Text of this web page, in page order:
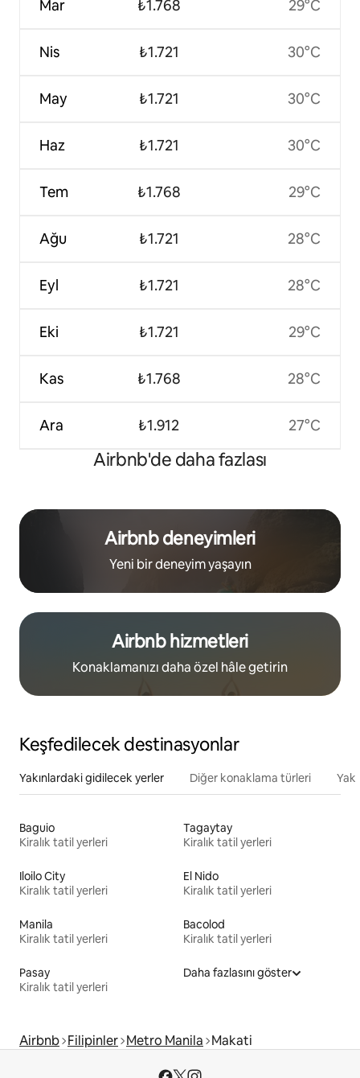
Mar
Nis
May
Haz
Tem
Ağu
Eyl
Eki
Kas
Ara
₺1.768
₺1.721
₺1.721
₺1.721
₺1.768
₺1.721
₺1.721
₺1.721
₺1.768
₺1.912
29°C
30°C
30°C
30°C
29°C
28°C
28°C
29°C
28°C
27°C
Airbnb'de daha fazlası
Airbnb deneyimleri
Yeni bir deneyim yaşayın
Airbnb hizmetleri
Konaklamanızı daha özel hâle getirin
Keşfedilecek destinasyonlar
Yakınlardaki gidilecek yerler Diğer konaklama türleri
Baguio
Kiralık tatil yerleri
Tagaytay
Kiralık tatil yerleri
Iloilo City
Kiralık tatil yerleri
El Nido
Kiralık tatil yerleri
Manila
Kiralık tatil yerleri
Bacolod
Kiralık tatil yerleri
Pasay
Kiralık tatil yerleri
Daha fazlasını göster
Airbnb Filipinler Metro Manila Makati